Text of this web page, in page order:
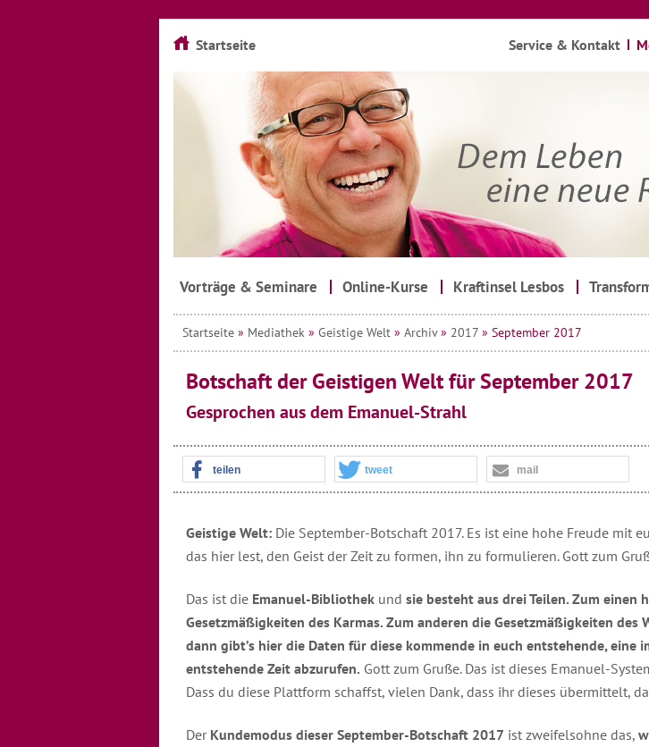
Vorträge & Seminare Online-Kurse Kraftinsel Lesbos
Startseite » Mediathek » Geistige Welt » Archiv» 2017 » September 2017
Botschaft der Geistigen Welt für September 2017
Gesprochen aus dem Emanuel-Strahl
teilen tweet mail
Geistige Welt: Die September-Botschaft 2017. Es ist eine hohe Freude mit
das hier lest, den Geist der Zeit zu formen, ihn zu formulieren. Gott zum
Das ist die Emanuel-Bibliothek und sie besteht aus drei Teilen. Zum einen
Gesetzmäßigkeiten des Karmas. Zum anderen die Gesetzmäßigkeiten des
dann gibt’s hier die Daten für diese kommende in euch entstehende, eine
entstehende Zeit abzurufen. Gott zum Gruße. Das ist dieses Emanuel-
Dass du diese Plattform schaffst, vielen Dank, dass ihr dieses übermittelt,
Der Kundemodus dieser September-Botschaft 2017 ist zweifelsohne das,
Startseite Service & Kontakt